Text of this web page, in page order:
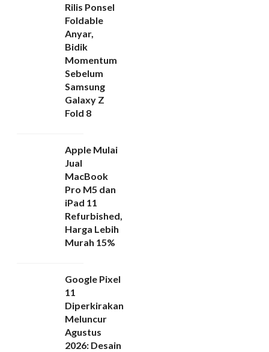
Rilis Ponsel
Foldable
Anyar,
Bidik
Momentum
Sebelum
Samsung
Galaxy Z
Fold 8
Apple Mulai
Jual
MacBook
Pro M5 dan
iPad 11
Refurbished,
Harga Lebih
Murah 15%
Google Pixel
11
Diperkirakan
Meluncur
Agustus
2026: Desain